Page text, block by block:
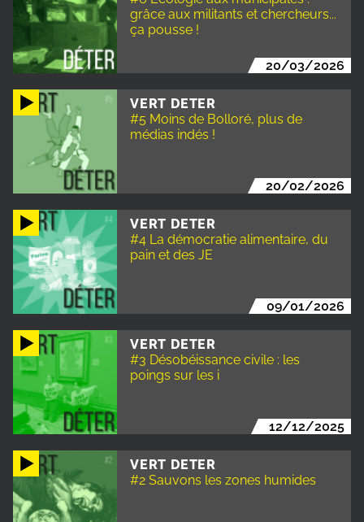
grâce aux militants et chercheurs...
ça pousse !
20/03/2026
VERT DETER
#5 Moins de Bolloré, plus de
médias indés !
20/02/2026
VERT DETER
#4 La démocratie alimentaire, du
pain et des JE
09/01/2026
VERT DETER
#3 Désobéissance civile : les
poings sur les i
12/12/2025
VERT DETER
#2 Sauvons les zones humides